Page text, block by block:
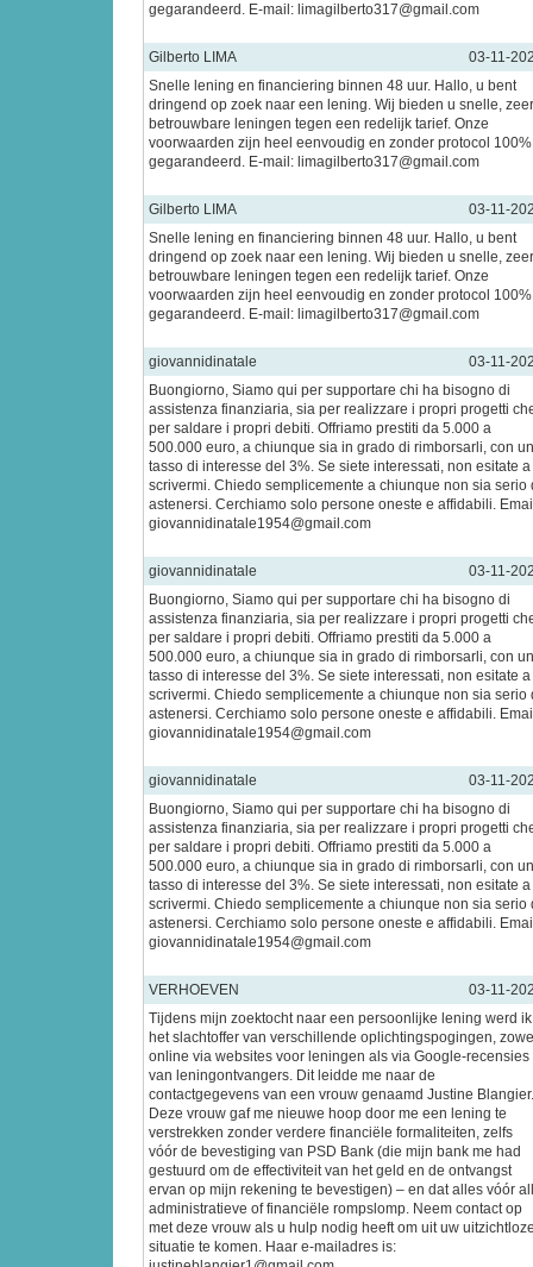
gegarandeerd. E-mail: limagilberto317@gmail.com
Gilberto LIMA
03-11-
Snelle lening en financiering binnen 48 uur. Hallo, u bent
dringend op zoek naar een lening. Wij bieden u snelle, zeer
betrouwbare leningen tegen een redelijk tarief. Onze
voorwaarden zijn heel eenvoudig en zonder protocol 100%
gegarandeerd. E-mail: limagilberto317@gmail.com
Gilberto LIMA
03-11-
Snelle lening en financiering binnen 48 uur. Hallo, u bent
dringend op zoek naar een lening. Wij bieden u snelle, zeer
betrouwbare leningen tegen een redelijk tarief. Onze
voorwaarden zijn heel eenvoudig en zonder protocol 100%
gegarandeerd. E-mail: limagilberto317@gmail.com
giovannidinatale
03-11-
Buongiorno, Siamo qui per supportare chi ha bisogno di
assistenza finanziaria, sia per realizzare i propri progetti
per saldare i propri debiti. Offriamo prestiti da 5.000 a
500.000 euro, a chiunque sia in grado di rimborsarli, con un
tasso di interesse del 3%. Se siete interessati, non esitate a
scrivermi. Chiedo semplicemente a chiunque non sia serio
astenersi. Cerchiamo solo persone oneste e affidabili.
giovannidinatale1954@gmail.com
giovannidinatale
03-11-
Buongiorno, Siamo qui per supportare chi ha bisogno di
assistenza finanziaria, sia per realizzare i propri progetti
per saldare i propri debiti. Offriamo prestiti da 5.000 a
500.000 euro, a chiunque sia in grado di rimborsarli, con un
tasso di interesse del 3%. Se siete interessati, non esitate a
scrivermi. Chiedo semplicemente a chiunque non sia serio
astenersi. Cerchiamo solo persone oneste e affidabili.
giovannidinatale1954@gmail.com
giovannidinatale
03-11-
Buongiorno, Siamo qui per supportare chi ha bisogno di
assistenza finanziaria, sia per realizzare i propri progetti
per saldare i propri debiti. Offriamo prestiti da 5.000 a
500.000 euro, a chiunque sia in grado di rimborsarli, con un
tasso di interesse del 3%. Se siete interessati, non esitate a
scrivermi. Chiedo semplicemente a chiunque non sia serio
astenersi. Cerchiamo solo persone oneste e affidabili.
giovannidinatale1954@gmail.com
VERHOEVEN
03-11-
Tijdens mijn zoektocht naar een persoonlijke lening werd ik
het slachtoffer van verschillende oplichtingspogingen,
online via websites voor leningen als via Google-recensies
van leningontvangers. Dit leidde me naar de
contactgegevens van een vrouw genaamd Justine Blangier.
Deze vrouw gaf me nieuwe hoop door me een lening te
verstrekken zonder verdere financiële formaliteiten, zelfs
vóór de bevestiging van PSD Bank (die mijn bank me had
gestuurd om de effectiviteit van het geld en de ontvangst
ervan op mijn rekening te bevestigen) – en dat alles vóór
administratieve of financiële rompslomp. Neem contact op
met deze vrouw als u hulp nodig heeft om uit uw
situatie te komen. Haar e-mailadres is: